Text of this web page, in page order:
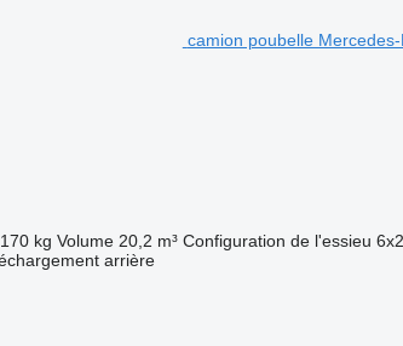
camion poubelle
kg Volume 20,2 m³ Configuration de l'essieu 6x2
arrière